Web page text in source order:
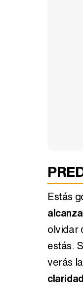
Estás
olvidar
estás.
verás